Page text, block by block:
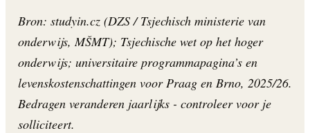
Bron: studyin.cz (DZS / Tsjechisch ministerie van
onderwijs, MŠMT); Tsjechische wet op het hoger
onderwijs; universitaire programmapagina’s en
levenskostenschattingen voor Praag en Brno, 2025/26.
Bedragen veranderen jaarlijks - controleer voor je
solliciteert.